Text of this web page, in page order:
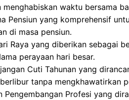
menghabiskan waktu bersama
Pensiun yang komprehensif
di masa pensiun.
Raya yang diberikan sebagai
perayaan hari besar.
Cuti Tahunan yang
tanpa mengkhawatirkan
Pengembangan Profesi yang